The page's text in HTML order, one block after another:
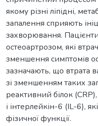
якому різні ліпідні,
запалення сприяють
захворювання.
остеоартрозом, які
зменшення симптомів
зазначають, що втрата
зі зменшенням таких
реактивний білок
і інтерлейкін-6 (IL-6),
фізичної функції.